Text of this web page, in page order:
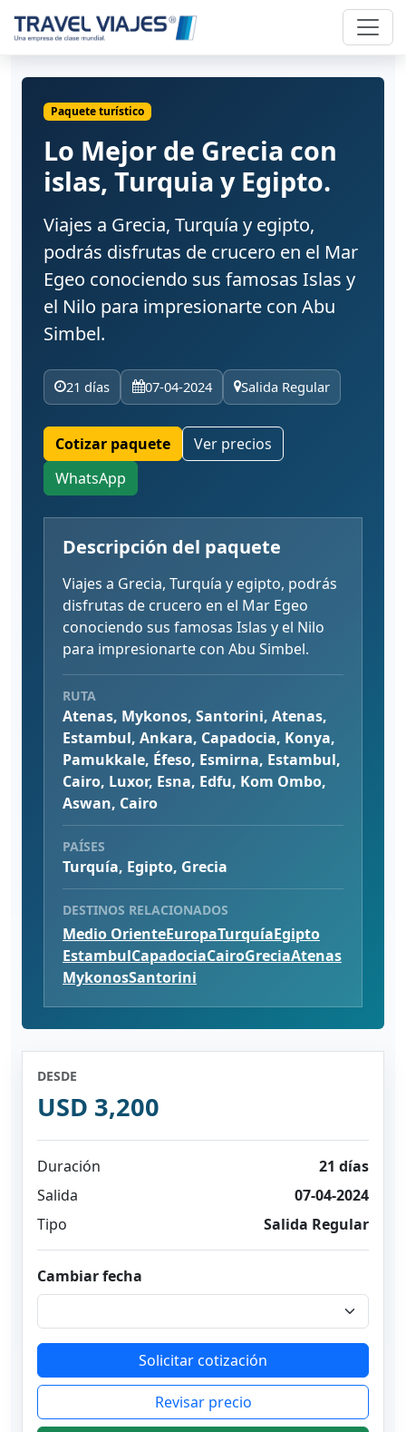
Paquete turístico
Lo Mejor de Grecia con
islas, Turquia y Egipto.
Viajes a Grecia, Turquía y egipto,
podrás disfrutas de crucero en el Mar
Egeo conociendo sus famosas Islas y
el Nilo para impresionarte con Abu
Simbel.
21 días 07-04-2024 Salida Regular
Cotizar paquete
Ver precios
WhatsApp
Descripción del paquete
Viajes a Grecia, Turquía y egipto, podrás
disfrutas de crucero en el Mar Egeo
conociendo sus famosas Islas y el Nilo
para impresionarte con Abu Simbel.
RUTA
Atenas, Mykonos, Santorini, Atenas,
Estambul, Ankara, Capadocia, Konya,
Pamukkale, Éfeso, Esmirna, Estambul,
Cairo, Luxor, Esna, Edfu, Kom Ombo,
Aswan, Cairo
PAÍSES
Turquía, Egipto, Grecia
DESTINOS RELACIONADOS
Medio OrienteEuropaTurquíaEgipto
EstambulCapadociaCairoGreciaAtenas
MykonosSantorini
DESDE
USD 3,200
Duración
21 días
Salida
07-04-2024
Tipo
Salida Regular
Cambiar fecha
Solicitar cotización
Revisar precio